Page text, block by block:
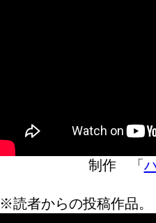
制作 「
※読者からの投稿作品